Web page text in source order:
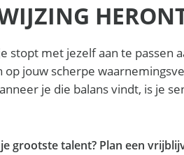
met jezelf aan te passen
jouw scherpe
je die balans vindt, is je
grootste talent? Plan een